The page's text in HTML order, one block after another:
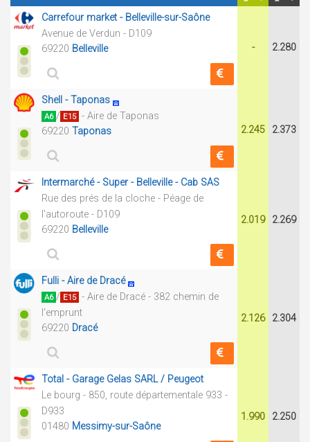
Carrefour market - Belleville-sur-Saône
Avenue de Verdun - D109
69220 Belleville - 2.280
Shell - Taponas
A6 / E15 - Aire de Taponas
69220 Taponas 2.245 2.373
Intermarché - Super - Belleville - Cab SAS
Rue des prés de la cloche - Péage de
l'autoroute - D109
69220 Belleville
2.019 2.269
Fulli - Aire de Dracé
A6 / E15 - Aire de Dracé - 382 chemin de
l'emprunt
69220 Dracé
2.126 2.304
Total - Garage Gelas SARL / Peugeot
Le bourg - 850, route départementale 933 -
D933
01480 Messimy-sur-Saône
1.990 2.250